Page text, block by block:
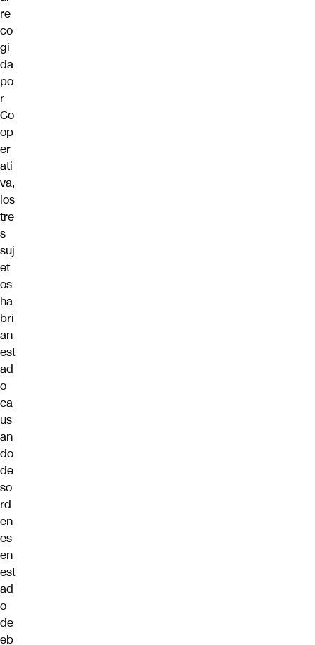
re
co
gi
da
po
r
Co
op
er
ati
va,
los
tre
s
suj
et
os
ha
brí
an
est
ad
o
ca
us
an
do
de
so
rd
en
es
en
est
ad
o
de
eb